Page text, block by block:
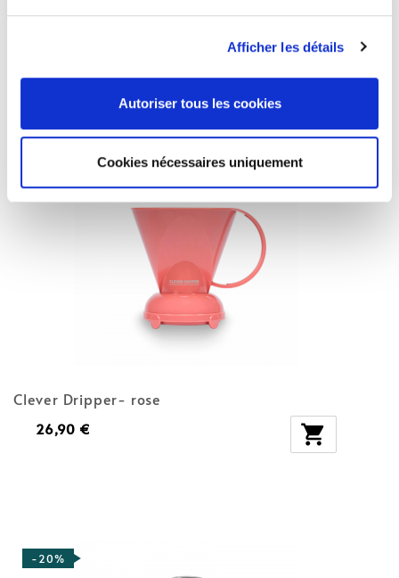
Afficher les détails
Autoriser tous les cookies
Cookies nécessaires uniquement

Clever Dripper- rose
26,90 € 
-20%